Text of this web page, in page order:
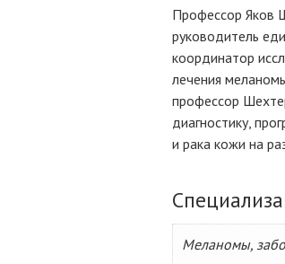
Профессор Яков
руководитель
координатор
лечения
профессор
диагностику,
и рака кожи на
Меланомы,